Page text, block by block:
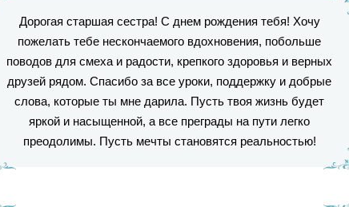
Дорогая старшая сестра! С днем рождения тебя! Хочу
пожелать тебе нескончаемого вдохновения, побольше
поводов для смеха и радости, крепкого здоровья и верных
друзей рядом. Спасибо за все уроки, поддержку и добрые
слова, которые ты мне дарила. Пусть твоя жизнь будет
яркой и насыщенной, а все преграды на пути легко
преодолимы. Пусть мечты становятся реальностью!